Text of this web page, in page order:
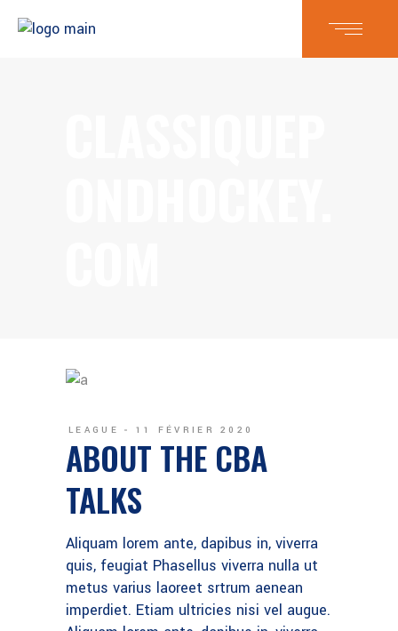
LEAGUE 11 FÉVRIER 2020
ABOUT THE CBA
TALKS
Aliquam lorem ante, dapibus in, viverra
quis, feugiat Phasellus viverra nulla ut
metus varius laoreet srtrum aenean
imperdiet. Etiam ultricies nisi vel augue.